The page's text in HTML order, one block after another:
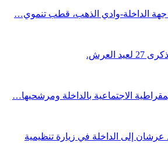
الداخلة-وادي الذهب، قطب تنموي…
العرش.
الاجتماعية بالداخلة ومرشحيها…
إلى الداخلة في زيارة تنظيمية